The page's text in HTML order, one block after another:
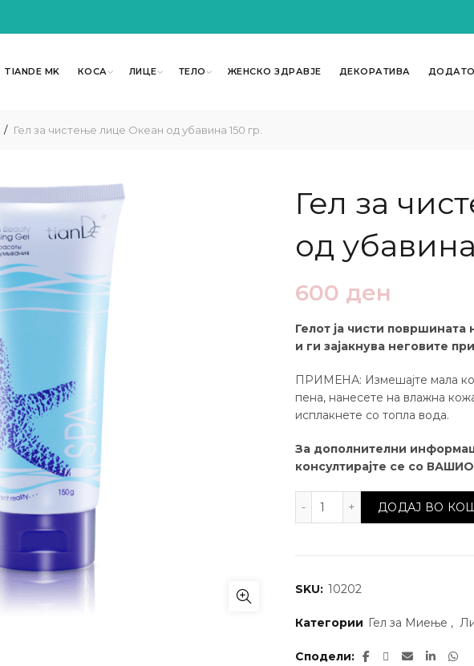
TIANDE MK КОСА ЛИЦЕ ТЕЛО ЖЕНСКО ЗДРАВЈЕ ДЕКОРАТИВА
Гел за чистење лице Океан од убавина 150 гр.
Гел за
од
600 ден
Гелот ја чисти
и ги зајакнува неговите
ПРИМЕНА: Измешајте мала
пена, нанесете на влажна
исплакнете со топла вода.
За дополнителни
консултирајте се со
Гел за чистење лице
ДОДАЈ ВО
SKU: 10202
Категории Гел за Миење ,
Сподели